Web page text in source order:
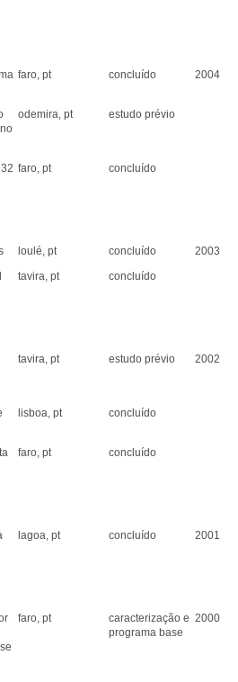
faro, pt concluído 2004
odemira, pt estudo prévio
faro, pt concluído
loulé, pt concluído
2003
tavira, pt concluído
tavira, pt estudo prévio 2002
lisboa, pt concluído
faro, pt concluído
lagoa, pt concluído 2001
faro, pt
caracterização e
programa base
2000